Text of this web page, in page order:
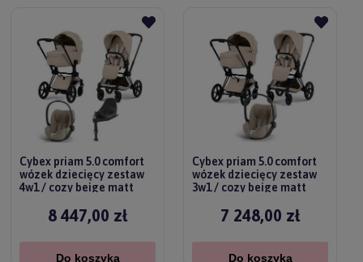
Cybex priam 5.0 comfort
wózek dziecięcy zestaw
4w1 / cozy beige matt
8 447,00 zł
Do koszyka
Cybex priam 5.0 comfort
wózek dziecięcy zestaw
3w1 / cozy beige matt
7 248,00 zł
Do koszyka